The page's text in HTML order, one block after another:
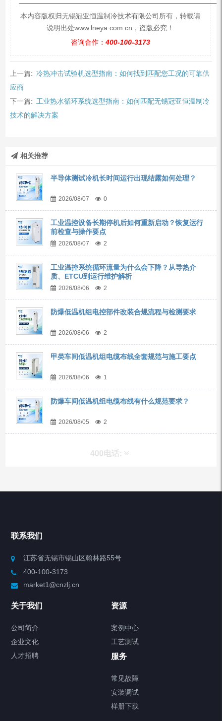
本内容版权归无锡冠亚恒温制冷技术有限公司所有，转载请
说明出处www.lneya.com.cn，盗版必究！
咨询合作： 400-100-3173
上一篇: 冷热冲击试验机选型指南：如何找到匹配您工况的可靠供
应商
下一篇: 工业热水循环系统选型指南：如何匹配无锡冠亚恒温制冷
技术的解决方案
相关推荐
半导体测试冷机长时间运行出现结露如何处理？
2026/08/07 0
工业温控设备长期停机后如何重新启动？恢复运行
前检查与操作要点
2026/08/07 2
工业温控系统循环流量为什么会下降？从导热介
质、ETCU到运行维护解析
2026/08/06 2
防爆低温机组电控部件改装合规流程与检测要求
2026/08/06 2
甲类车间低温机组电缆布线全套规范与施工要点
2026/08/06 1
防爆车间低温机组电缆布线有什么规范要求？
2026/08/05 2
400电话:
制冷加热动态控温系统
Chiller气体控温系统
联系我们
江苏省无锡市锡山区翰林路55号
400-100-3173
market1@cnzlj.cn
关于我们
公司简介
企业文化
人才招聘
资源
案例中心
工艺测试
服务
常见故障
安装调试
样册下载